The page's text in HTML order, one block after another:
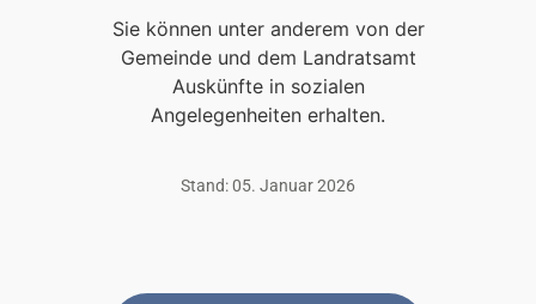
Sie können unter anderem von der
Gemeinde und dem Landratsamt
Auskünfte in sozialen
Angelegenheiten erhalten.
Stand: 05. Januar 2026